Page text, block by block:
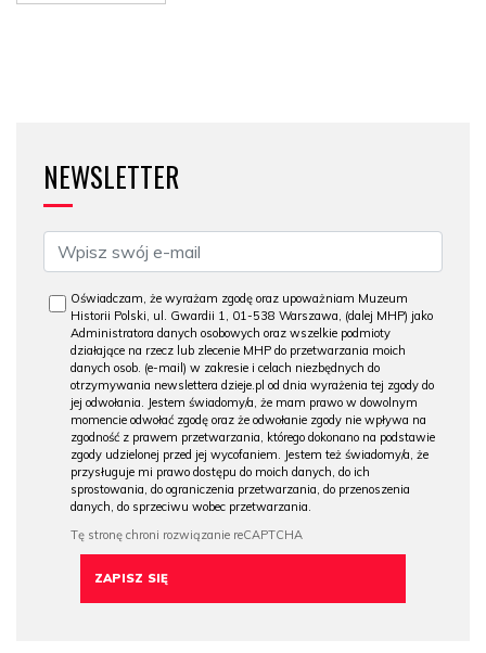
NEWSLETTER
Oświadczam, że wyrażam zgodę oraz upoważniam Muzeum
Historii Polski, ul. Gwardii 1, 01-538 Warszawa, (dalej MHP) jako
Administratora danych osobowych oraz wszelkie podmioty
działające na rzecz lub zlecenie MHP do przetwarzania moich
danych osob. (e-mail) w zakresie i celach niezbędnych do
otrzymywania newslettera dzieje.pl od dnia wyrażenia tej zgody do
jej odwołania. Jestem świadomy/a, że mam prawo w dowolnym
momencie odwołać zgodę oraz że odwołanie zgody nie wpływa na
zgodność z prawem przetwarzania, którego dokonano na podstawie
zgody udzielonej przed jej wycofaniem. Jestem też świadomy/a, że
przysługuje mi prawo dostępu do moich danych, do ich
sprostowania, do ograniczenia przetwarzania, do przenoszenia
danych, do sprzeciwu wobec przetwarzania.